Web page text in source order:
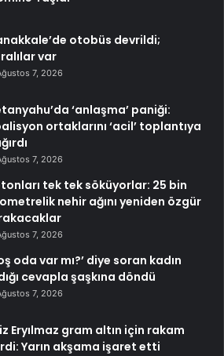
otobüs devrildi;
var
7, 2026
‘anlaşma’ paniği:
ortaklarını ‘acil’ toplantıya
7, 2026
tek tek söküyorlar: 25 bin
nehir ağını yeniden özgür
7, 2026
oda var mı?’ diye soran kadın
cevapla şaşkına döndü
7, 2026
Eryılmaz gram altın için rakam
Yarın akşama işaret etti